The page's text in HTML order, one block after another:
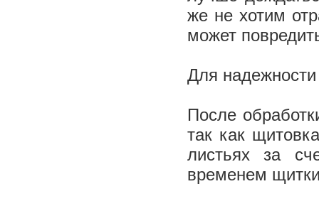
же не хотим
может
Для
После
так как
листьях за
временем